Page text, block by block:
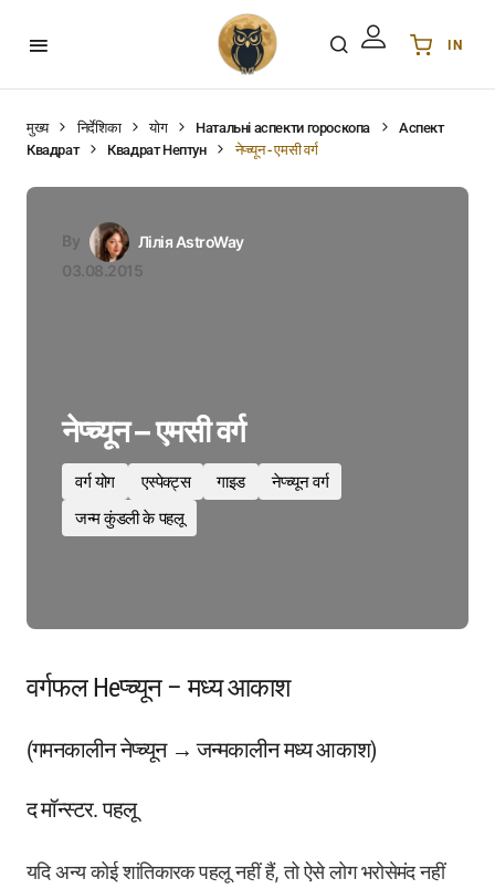
IN
DE
PL Polski
मुख्य निर्देशिका योग Натальні аспекти гороскопа
Аспект
Квадрат
Квадрат Нептун नेप्च्यून - एमसी वर्ग
By
Лілія AstroWay
03.08.2015
नेप्च्यून – एमसी वर्ग
वर्ग योग एस्पेक्ट्स गाइड
नेप्च्यून वर्ग
जन्म कुंडली के पहलू
वर्गफल Неप्च्यून – मध्य आकाश
(गमनकालीन नेप्च्यून → जन्मकालीन मध्य आकाश)
द मॉन्स्टर. पहलू
यदि अन्य कोई शांतिकारक पहलू नहीं हैं, तो ऐसे लोग भरोसेमंद नहीं